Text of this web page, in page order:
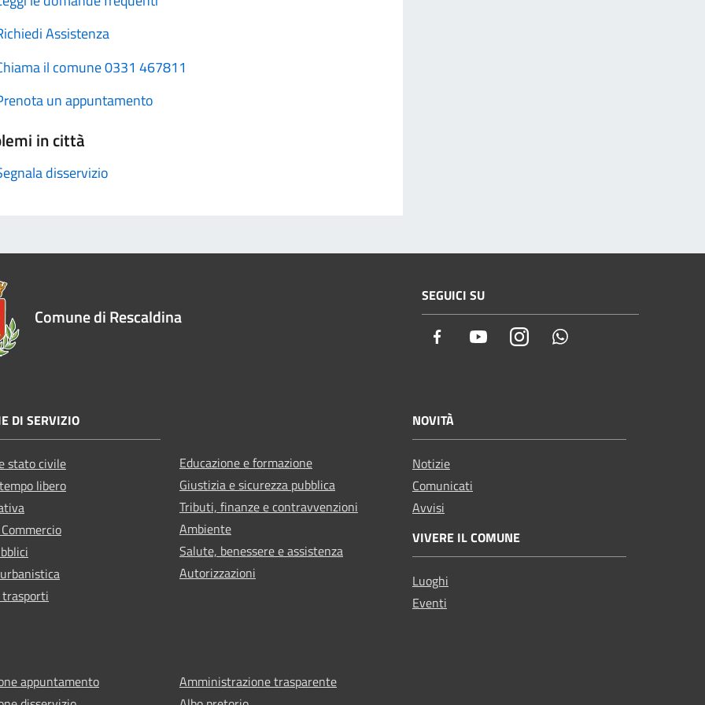
Assistenza
il comune 0331 467811
un appuntamento
in città
disservizio
Comune di Rescaldina
SEGUICI SU
Facebook YoutubeInstagram
DI SERVIZIO
stato civile
libero
Educazione e formazione
Giustizia e sicurezza pubblica
Tributi, finanze e contravvenzioni
Ambiente
Salute, benessere e assistenza
Autorizzazioni
NOVITÀ
Notizie
Comunicati
Avvisi
VIVERE IL COMUNE
Luoghi
Eventi
appuntamento
Amministrazione trasparente